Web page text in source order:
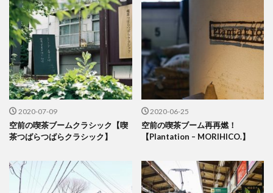
2020-07-09
空前の喫茶ブームクラシック【喫
茶つばらつばらクラシック】
2020-06-25
空前の喫茶ブーム再再燃！
【Plantation – MORIHICO.】